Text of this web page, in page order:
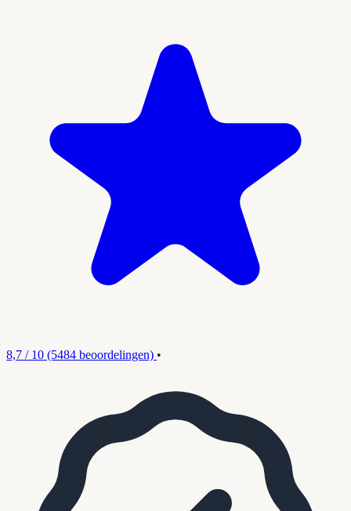
8,7 / 10 (5484 beoordelingen) •